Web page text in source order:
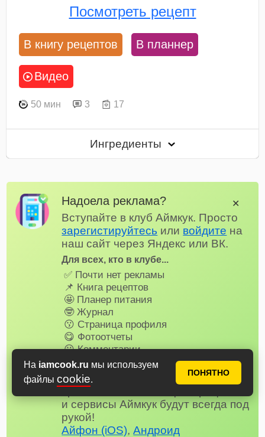
На iamcook.ru мы используем
файлы cookie.
ПОНЯТНО
Посмотреть рецепт
В книгу рецептов В планнер
Видео
50 мин 3 17
Ингредиенты
Надоела реклама?
Вступайте в клуб Аймкук. Просто
зарегистируйтесь или войдите на
наш сайт через Яндекс или ВК.
Для всех, кто в клубе...
✅ Почти нет рекламы
📌 Книга рецептов
🤩 Планер питания
🤓 Журнал
😗 Страница профиля
😋 Фотоотчеты
😃 Комментарии
и многое другое…
Не забудьте установить наше веб-
приложение на телефон, рецепты
и сервисы Аймкук будут всегда под
рукой!
Айфон (iOS),Андроид
✕